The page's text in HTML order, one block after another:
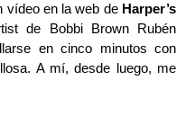
vídeo en la web de Harper’s
de Bobbi Brown Rubén
en cinco minutos con
A mí, desde luego, me